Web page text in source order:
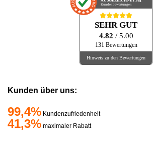
Kundenbewertungen
SEHR GUT
4.82 / 5.00
131 Bewertungen
Hinweis zu den Bewertungen
Kunden über uns:
99,4% Kundenzufriedenheit
41,3% maximaler Rabatt